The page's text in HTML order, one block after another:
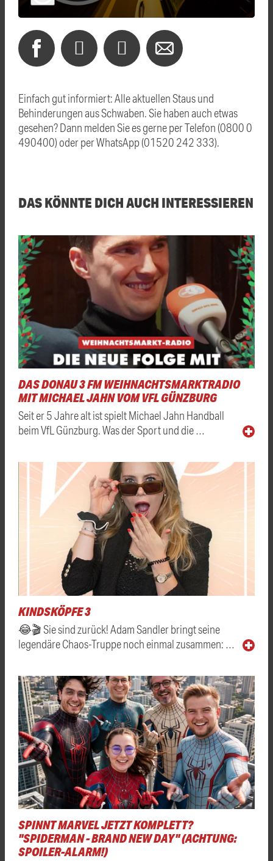
Einfach gut informiert: Alle aktuellen Staus und
Behinderungen aus Schwaben. Sie haben auch etwas
gesehen? Dann melden Sie es gerne per Telefon (0800 0
490400) oder per WhatsApp (01520 242 333).
DAS KÖNNTE DICH AUCH INTERESSIEREN
DAS DONAU 3 FM WEIHNACHTSMARKTRADIO
MIT MICHAEL JAHN VOM VFL GÜNZBURG
Seit er 5 Jahre alt ist spielt Michael Jahn Handball
beim VfL Günzburg. Was der Sport und die …
KINDSKÖPFE 3
😂🎬 Sie sind zurück! Adam Sandler bringt seine
legendäre Chaos-Truppe noch einmal zusammen: …
SPINNT MARVEL JETZT KOMPLETT?
"SPIDERMAN - BRAND NEW DAY" (ACHTUNG:
SPOILER-ALARM!)